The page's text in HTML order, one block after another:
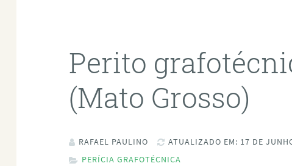
Perito
(Mato Grosso)
RAFAEL PAULINO
ATUALIZADO EM: 17 DE
PERÍCIA GRAFOTÉCNICA